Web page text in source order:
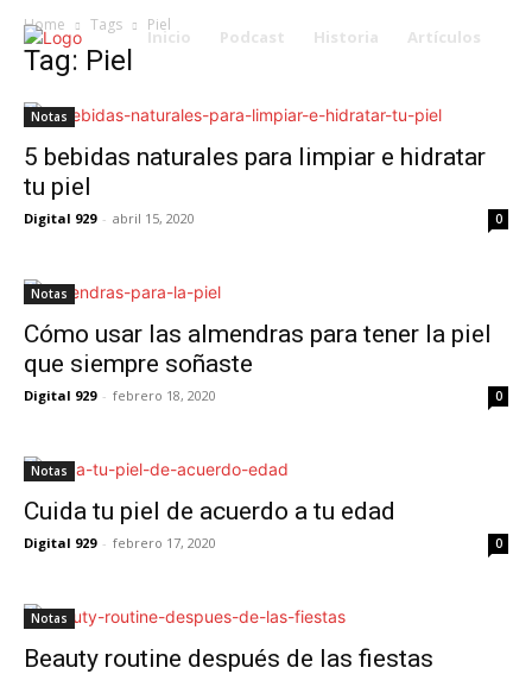
Inicio Podcast Historia Artículos
Home Tags Piel
Tag: Piel
Notas
5 bebidas naturales para limpiar e hidratar
tu piel
Digital 929 - abril 15, 2020 0
Notas
Cómo usar las almendras para tener la piel
que siempre soñaste
Digital 929 - febrero 18, 2020 0
Notas
Cuida tu piel de acuerdo a tu edad
Digital 929 - febrero 17, 2020 0
Notas
Beauty routine después de las fiestas